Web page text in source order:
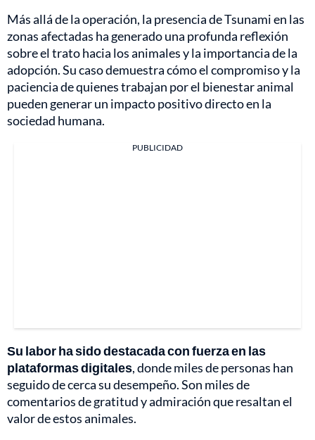
Más allá de la operación, la presencia de Tsunami en las
zonas afectadas ha generado una profunda reflexión
sobre el trato hacia los animales y la importancia de la
adopción. Su caso demuestra cómo el compromiso y la
paciencia de quienes trabajan por el bienestar animal
pueden generar un impacto positivo directo en la
sociedad humana.
PUBLICIDAD
Su labor ha sido destacada con fuerza en las
plataformas digitales, donde miles de personas han
seguido de cerca su desempeño. Son miles de
comentarios de gratitud y admiración que resaltan el
valor de estos animales.